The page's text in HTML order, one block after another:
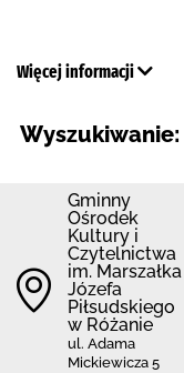
Więcej informacji
Wyszukiwanie:
Gminny
Ośrodek
Kultury i
Czytelnictwa
im. Marszałka
Józefa
Piłsudskiego
w Różanie
ul. Adama
Mickiewicza 5